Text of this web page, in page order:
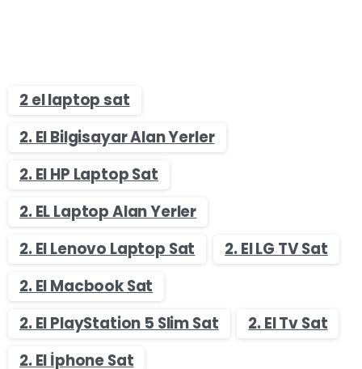
2 el laptop sat
2. El Bilgisayar Alan Yerler
2. El HP Laptop Sat
2. EL Laptop Alan Yerler
2. El Lenovo Laptop Sat
2. El LG TV Sat
2. El Macbook Sat
2. El PlayStation 5 Slim Sat
2. El Tv Sat
2. El İphone Sat